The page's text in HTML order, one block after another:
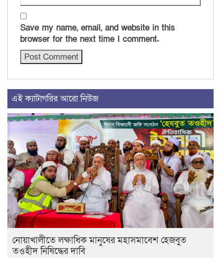
Save my name, email, and website in this
browser for the next time I comment.
এই ক্যাটাগরির আরো নিউজ
নোয়াখালীতে লক্ষাধিক মানুষের মহাসমাবেশ হেজবুত
তওহীদ নিষিদ্ধের দাবি